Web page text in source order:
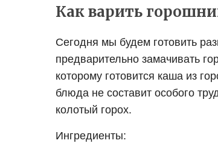
Как варить
Сегодня мы будем готовить
предварительно замачивать
которому готовится каша из
блюда не составит особого
колотый горох.
Ингредиенты: